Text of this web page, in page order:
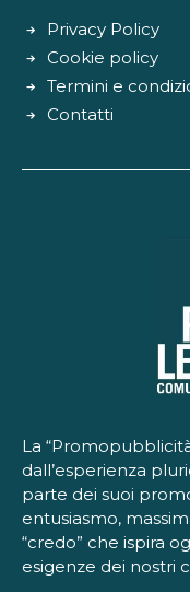
Privacy Policy
Cookie policy
Termini e
Contatti
La
dall’esperienza
parte dei suoi
entusiasmo,
“credo” che ispira
esigenze dei nostri